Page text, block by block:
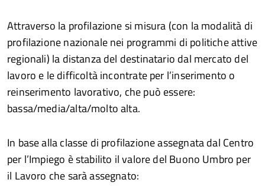
Attraverso la profilazione si misura (con la modalità di
profilazione nazionale nei programmi di politiche attive
regionali) la distanza del destinatario dal mercato del
lavoro e le difficoltà incontrate per l’inserimento o
reinserimento lavorativo, che può essere:
bassa/media/alta/molto alta.
In base alla classe di profilazione assegnata dal Centro
per l’Impiego è stabilito il valore del Buono Umbro per
il Lavoro che sarà assegnato: